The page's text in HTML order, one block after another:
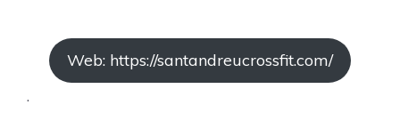
Web: https://santandreucrossfit.com/
.